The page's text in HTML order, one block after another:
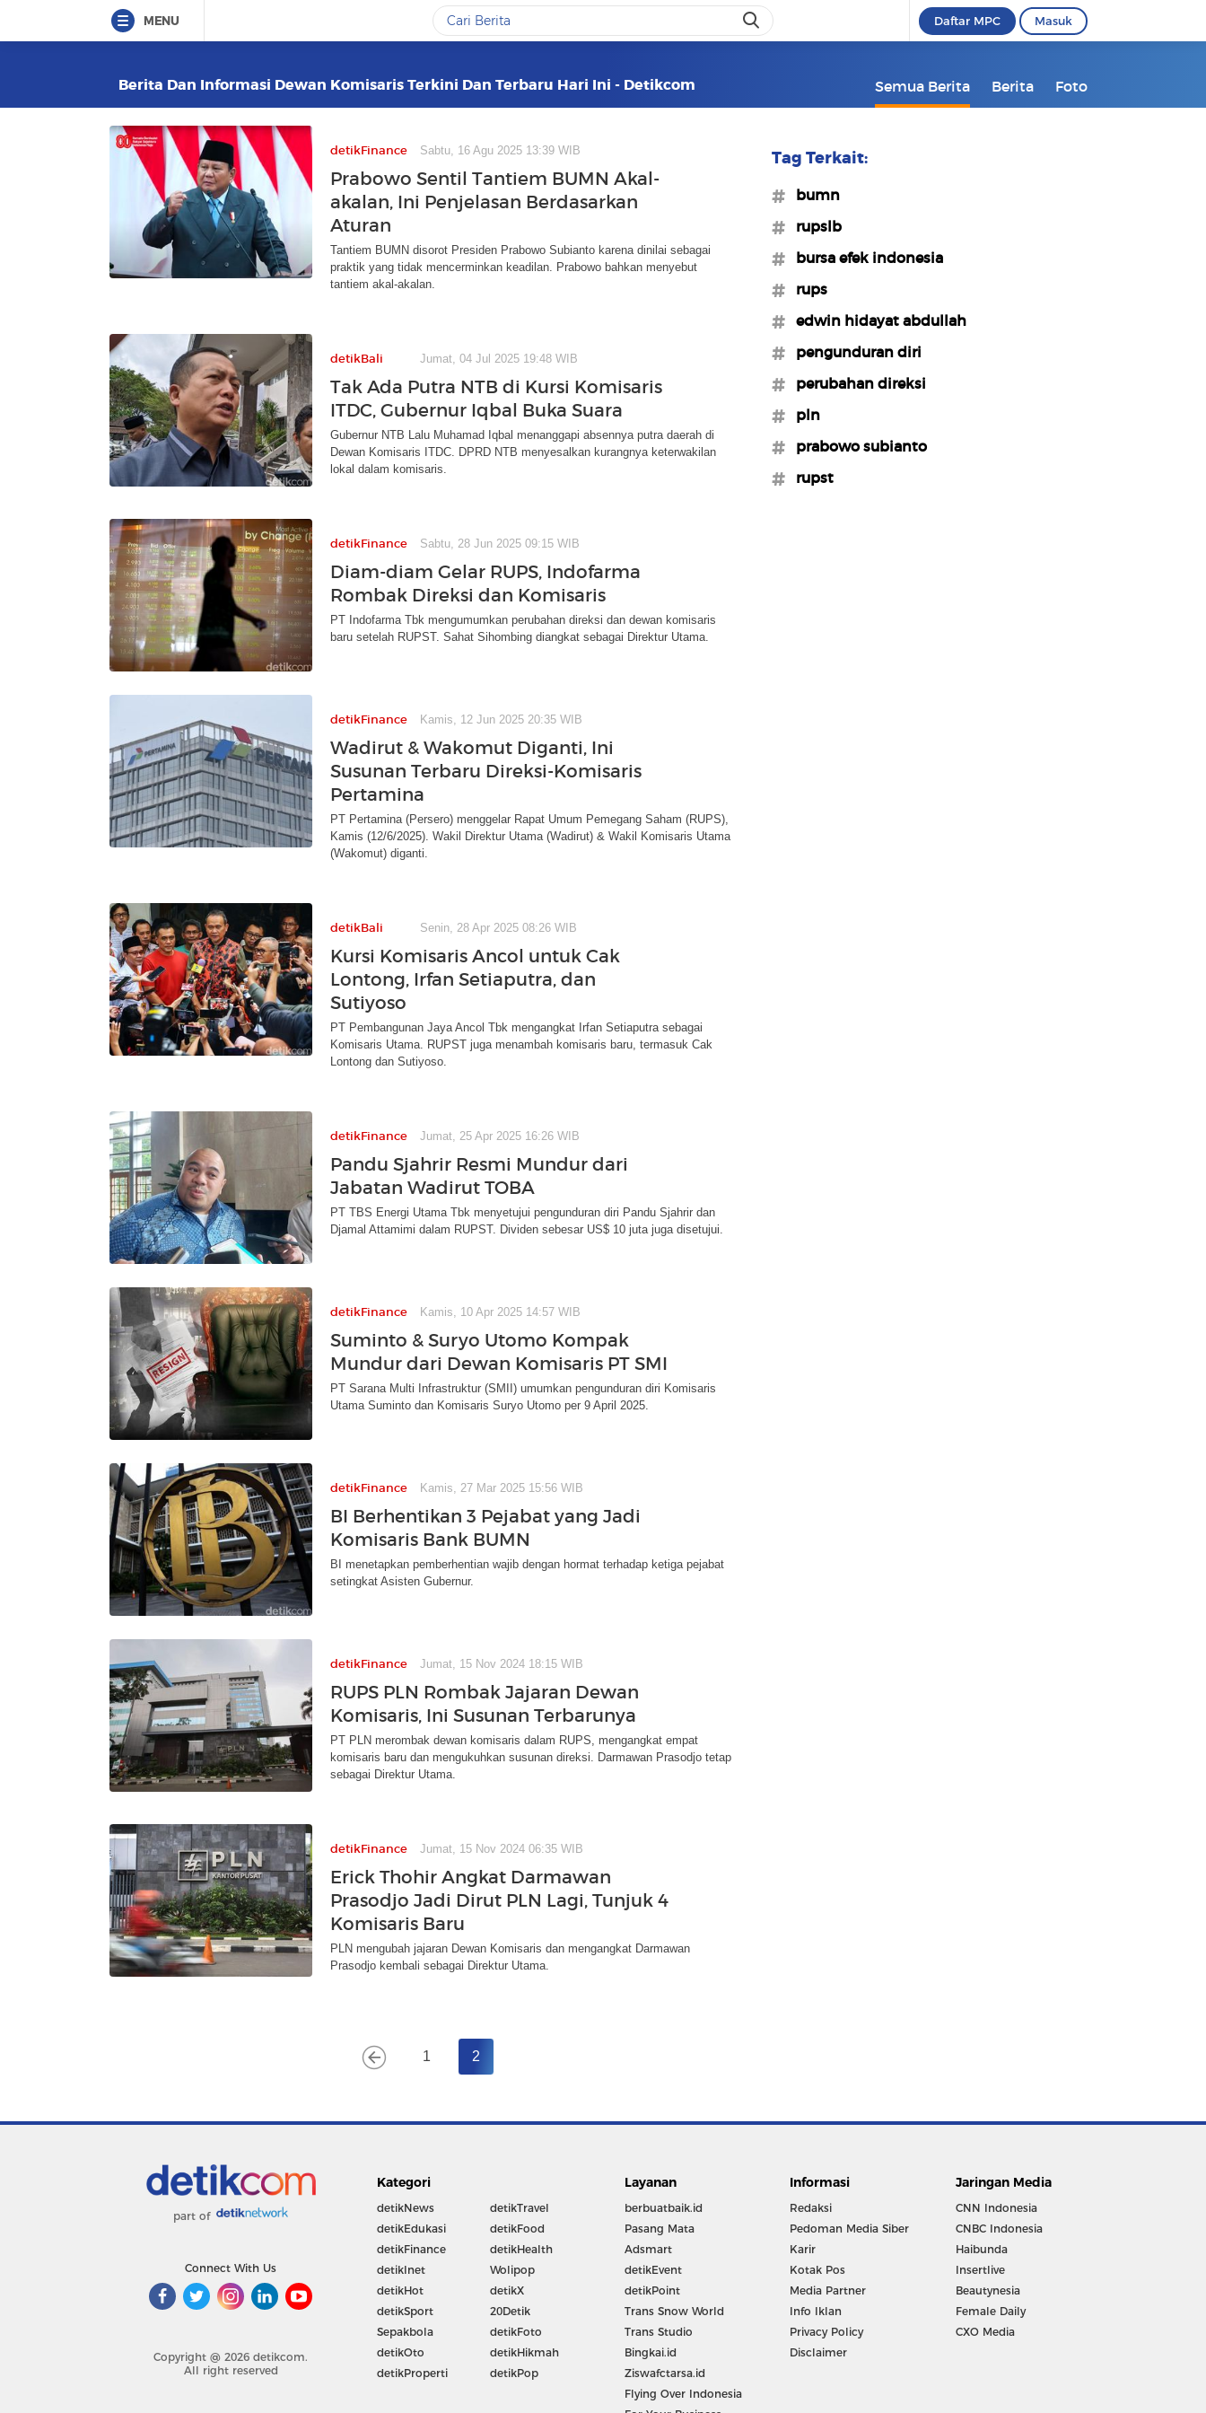
MENU Daftar MPC Masuk
Berita Dan Informasi Dewan Komisaris Terkini Dan Terbaru Hari Ini - Detikcom Semua Berita Berita Foto
detikFinance Sabtu, 16 Agu 2025 13:39 WIB
Prabowo Sentil Tantiem BUMN Akal-
akalan, Ini Penjelasan Berdasarkan
Aturan
Tantiem BUMN disorot Presiden Prabowo Subianto karena dinilai sebagai
praktik yang tidak mencerminkan keadilan. Prabowo bahkan menyebut
tantiem akal-akalan.
detikBali Jumat, 04 Jul 2025 19:48 WIB
Tak Ada Putra NTB di Kursi Komisaris
ITDC, Gubernur Iqbal Buka Suara
Gubernur NTB Lalu Muhamad Iqbal menanggapi absennya putra daerah di
Dewan Komisaris ITDC. DPRD NTB menyesalkan kurangnya keterwakilan
lokal dalam komisaris.
detikFinance Sabtu, 28 Jun 2025 09:15 WIB
Diam-diam Gelar RUPS, Indofarma
Rombak Direksi dan Komisaris
PT Indofarma Tbk mengumumkan perubahan direksi dan dewan komisaris
baru setelah RUPST. Sahat Sihombing diangkat sebagai Direktur Utama.
detikFinance Kamis, 12 Jun 2025 20:35 WIB
Wadirut & Wakomut Diganti, Ini
Susunan Terbaru Direksi-Komisaris
Pertamina
PT Pertamina (Persero) menggelar Rapat Umum Pemegang Saham (RUPS),
Kamis (12/6/2025). Wakil Direktur Utama (Wadirut) & Wakil Komisaris Utama
(Wakomut) diganti.
detikBali Senin, 28 Apr 2025 08:26 WIB
Kursi Komisaris Ancol untuk Cak
Lontong, Irfan Setiaputra, dan
Sutiyoso
PT Pembangunan Jaya Ancol Tbk mengangkat Irfan Setiaputra sebagai
Komisaris Utama. RUPST juga menambah komisaris baru, termasuk Cak
Lontong dan Sutiyoso.
detikFinance Jumat, 25 Apr 2025 16:26 WIB
Pandu Sjahrir Resmi Mundur dari
Jabatan Wadirut TOBA
PT TBS Energi Utama Tbk menyetujui pengunduran diri Pandu Sjahrir dan
Djamal Attamimi dalam RUPST. Dividen sebesar US$ 10 juta juga disetujui.
detikFinance Kamis, 10 Apr 2025 14:57 WIB
Suminto & Suryo Utomo Kompak
Mundur dari Dewan Komisaris PT SMI
PT Sarana Multi Infrastruktur (SMII) umumkan pengunduran diri Komisaris
Utama Suminto dan Komisaris Suryo Utomo per 9 April 2025.
detikFinance Kamis, 27 Mar 2025 15:56 WIB
BI Berhentikan 3 Pejabat yang Jadi
Komisaris Bank BUMN
BI menetapkan pemberhentian wajib dengan hormat terhadap ketiga pejabat
setingkat Asisten Gubernur.
detikFinance Jumat, 15 Nov 2024 18:15 WIB
RUPS PLN Rombak Jajaran Dewan
Komisaris, Ini Susunan Terbarunya
PT PLN merombak dewan komisaris dalam RUPS, mengangkat empat
komisaris baru dan mengukuhkan susunan direksi. Darmawan Prasodjo tetap
sebagai Direktur Utama.
detikFinance Jumat, 15 Nov 2024 06:35 WIB
Erick Thohir Angkat Darmawan
Prasodjo Jadi Dirut PLN Lagi, Tunjuk 4
Komisaris Baru
PLN mengubah jajaran Dewan Komisaris dan mengangkat Darmawan
Prasodjo kembali sebagai Direktur Utama.
1 2
Tag Terkait:
#bumn
#rupslb
#bursa efek indonesia
#rups
#edwin hidayat abdullah
#pengunduran diri
#perubahan direksi
#pln
#prabowo subianto
#rupst
part of
Connect With Us
Copyright @ 2026 detikcom.
All right reserved
Kategori
detikNews
detikEdukasi
detikFinance
detikInet
detikHot
detikSport
Sepakbola
detikOto
detikProperti
detikTravel
detikFood
detikHealth
Wolipop
detikX
20Detik
detikFoto
detikHikmah
detikPop
Layanan
berbuatbaik.id
Pasang Mata
Adsmart
detikEvent
detikPoint
Trans Snow World
Trans Studio
Bingkai.id
Ziswafctarsa.id
Flying Over Indonesia
Informasi
Redaksi
Pedoman Media Siber
Karir
Kotak Pos
Media Partner
Info Iklan
Privacy Policy
Disclaimer
Jaringan Media
CNN Indonesia
CNBC Indonesia
Haibunda
Insertlive
Beautynesia
Female Daily
CXO Media